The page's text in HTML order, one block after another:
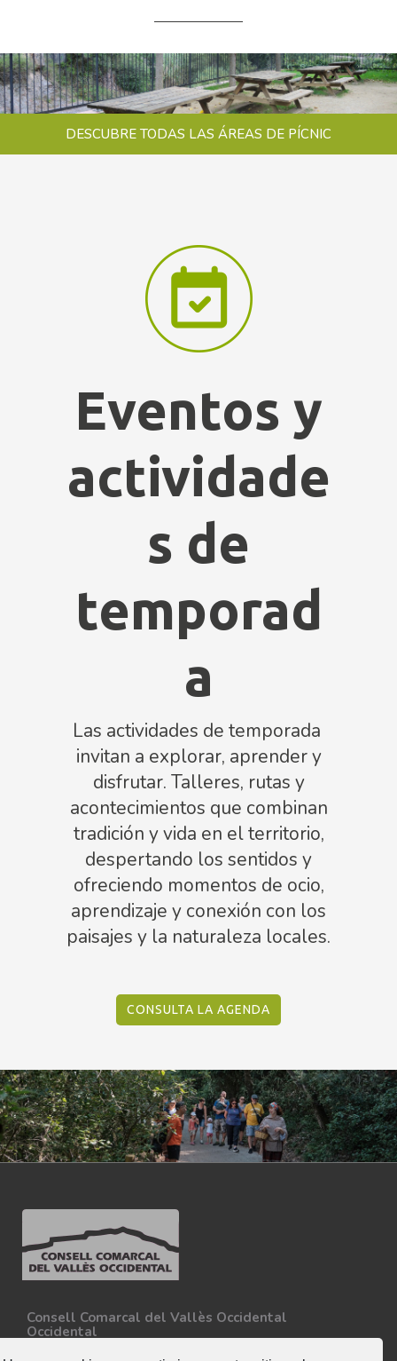
DESCUBRE TODAS LAS ÁREAS DE PÍCNIC
Eventos y
actividade
s de
temporad
a
Las actividades de temporada
invitan a explorar, aprender y
disfrutar. Talleres, rutas y
acontecimientos que combinan
tradición y vida en el territorio,
despertando los sentidos y
ofreciendo momentos de ocio,
aprendizaje y conexión con los
paisajes y la naturaleza locales.
CONSULTA LA AGENDA
Consell Comarcal del Vallès Occidental
Occidental